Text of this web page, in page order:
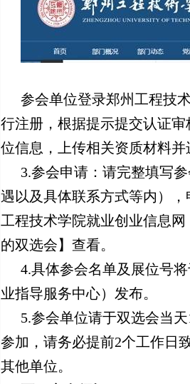
参会单位登录郑州工程技
行注册，根据提示提交认证
位信息，上传相关资质材料
3.参会申请：请完整填写
遇以及具体联系方式等内）
工程技术学院就业创业信息网
的双选会】查看。
4.具体参会名单及展位号
业指导服务中心）发布。
5.参会单位请于双选会当
参加，请务必提前2个工作日
其他单位。